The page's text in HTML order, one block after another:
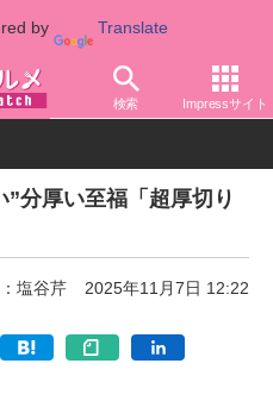
by Translate
検索 Impressサイト
松屋
分厚い至福「超厚切り
塩谷芹 2025年11月7日 12:22